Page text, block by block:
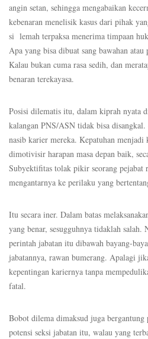
angin setan, sehingga mengabaikan
kebenaran menelisik kasus dari pihak
si lemah terpaksa menerima timpaan
Apa yang bisa dibuat sang bawahan atau
Kalau bukan cuma rasa sedih, dan
benaran terekayasa.
Posisi dilematis itu, dalam kiprah nyata
kalangan PNS/ASN tidak bisa disangkal.
nasib karier mereka. Kepatuhan
dimotivisir harapan masa depan baik,
Subyektifitas tolak pikir seorang pejabat
mengantarnya ke perilaku yang
Itu secara iner. Dalam batas
yang benar, sesugguhnya tidaklah salah.
perintah jabatan itu dibawah bayang-
jabatannya, rawan bumerang. Apalagi
kepentingan kariernya tanpa
fatal.
Bobot dilema dimaksud juga bergantung
potensi seksi jabatan itu, walau yang